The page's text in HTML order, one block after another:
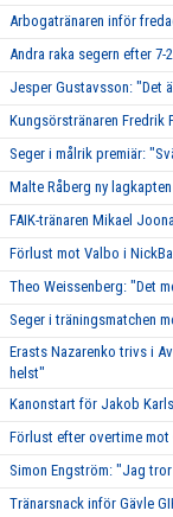
Arbogatränaren inför
Andra raka segern efter 7-
Jesper Gustavsson: "Det
Kungsörstränaren Fredrik
Seger i målrik premiär:
Malte Råberg ny
FAIK-tränaren Mikael
Förlust mot Valbo i
Theo Weissenberg: "Det
Seger i träningsmatchen
Erasts Nazarenko trivs i
helst"
Kanonstart för Jakob
Förlust efter overtime mot
Simon Engström: "Jag
Tränarsnack inför Gävle